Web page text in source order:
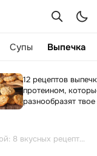
Супы Выпечка
12 рецептов
протеином,
разнообразят
Заливной пирог с капустой: 8 вкусных рецептов на скорую руку